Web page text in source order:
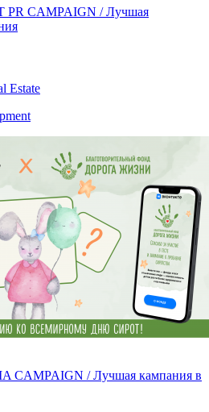
PR CAMPAIGN / Лучшая
Estate
CAMPAIGN / Лучшая кампания в